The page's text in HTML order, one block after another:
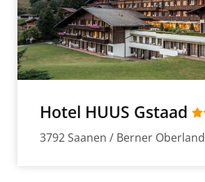
Hotel HUUS Gstaad
3792 Saanen / Berner Oberland